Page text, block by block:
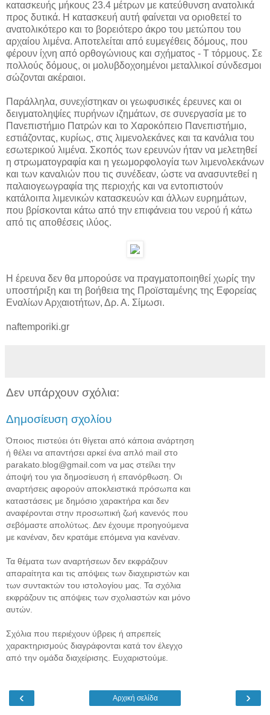
κατασκευής μήκους 23.4 μέτρων με κατεύθυνση ανατολικά
προς δυτικά. Η κατασκευή αυτή φαίνεται να οριοθετεί το
ανατολικότερο και το βορειότερο άκρο του μετώπου του
αρχαίου λιμένα. Αποτελείται από ευμεγέθεις δόμους, που
φέρουν ίχνη από ορθογώνιους και σχήματος - Τ τόρμους. Σε
πολλούς δόμους, οι μολυβδοχοημένοι μεταλλικοί σύνδεσμοι
σώζονται ακέραιοι.
Παράλληλα, συνεχίστηκαν οι γεωφυσικές έρευνες και οι
δειγματοληψίες πυρήνων ιζημάτων, σε συνεργασία με το
Πανεπιστήμιο Πατρών και το Χαροκόπειο Πανεπιστήμιο,
εστιάζοντας, κυρίως, στις λιμενολεκάνες και τα κανάλια του
εσωτερικού λιμένα. Σκοπός των ερευνών ήταν να μελετηθεί
η στρωματογραφία και η γεωμορφολογία των λιμενολεκάνων
και των καναλιών που τις συνέδεαν, ώστε να ανασυντεθεί η
παλαιογεωγραφία της περιοχής και να εντοπιστούν
κατάλοιπα λιμενικών κατασκευών και άλλων ευρημάτων,
που βρίσκονται κάτω από την επιφάνεια του νερού ή κάτω
από τις αποθέσεις ιλύος.
Η έρευνα δεν θα μπορούσε να πραγματοποιηθεί χωρίς την
υποστήριξη και τη βοήθεια της Προϊσταμένης της Εφορείας
Εναλίων Αρχαιοτήτων, Δρ. Α. Σίμωσι.
naftemporiki.gr
Δεν υπάρχουν σχόλια:
Δημοσίευση σχολίου
Όποιος πιστεύει ότι θίγεται από κάποια ανάρτηση
ή θέλει να απαντήσει αρκεί ένα απλό mail στο
parakato.blog@gmail.com να μας στείλει την
άποψή του για δημοσίευση ή επανόρθωση. Οι
αναρτήσεις αφορούν αποκλειστικά πρόσωπα και
καταστάσεις με δημόσιο χαρακτήρα και δεν
αναφέρονται στην προσωπική ζωή κανενός που
σεβόμαστε απολύτως. Δεν έχουμε προηγούμενα
με κανέναν, δεν κρατάμε επόμενα για κανέναν.
Τα θέματα των αναρτήσεων δεν εκφράζουν
απαραίτητα και τις απόψεις των διαχειριστών και
των συντακτών του ιστολογίου μας. Τα σχόλια
εκφράζουν τις απόψεις των σχολιαστών και μόνο
αυτών.
Σχόλια που περιέχουν ύβρεις ή απρεπείς
χαρακτηρισμούς διαγράφονται κατά τον έλεγχο
από την ομάδα διαχείρισης. Ευχαριστούμε.
‹ ›
Αρχική σελίδα